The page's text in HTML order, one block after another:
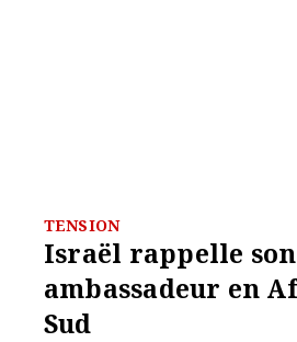
TENSION
Israël rappelle son
ambassadeur en
Sud